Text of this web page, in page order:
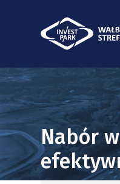
Nabór